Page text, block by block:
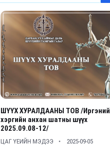
ШҮҮХ ХУРАЛДААНЫ ТОВ /Иргэний
хэргийн анхан шатны шүүх
2025.09.08-12/
ЦАГ ҮЕИЙН МЭДЭЭ 2025-09-05